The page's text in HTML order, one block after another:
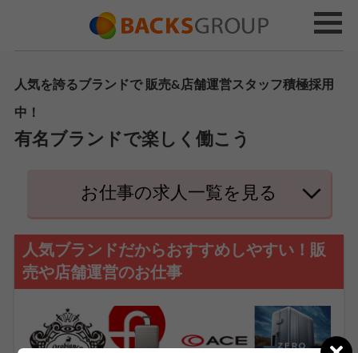
人気を誇るブランドで 販売&店舗運営スタッフ積極採用
中！
有名ブランドで楽しく働こう
お仕事の求人一覧を見る
人気ブランドだからおすすめしやすい！販
売や店舗運営のお仕事